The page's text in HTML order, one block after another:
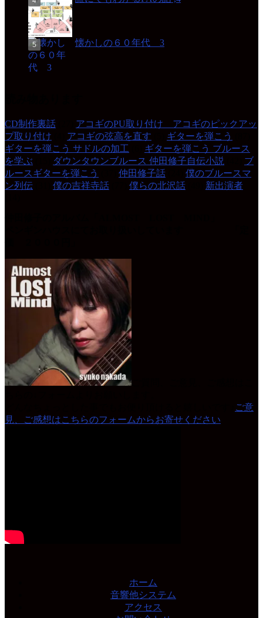
懐かしの６０年代 3
CD制作裏話
アコギのPU取り付け アコギのピックアッ
プ取り付け
アコギの弦高を直す ギターを弾こう
ギターを弾こう サドルの加工
ギターを弾こう ブルース
を学ぶ
ダウンタウンブルース 仲田修子自伝小説
ブ
ルースギターを弾こう
仲田修子話
僕のブルースマ
ン列伝
僕の吉祥寺話 僕らの北沢話
新出演者
ご意
見、ご感想はこちらのフォームからお寄せください
ホーム
音響他システム
アクセス